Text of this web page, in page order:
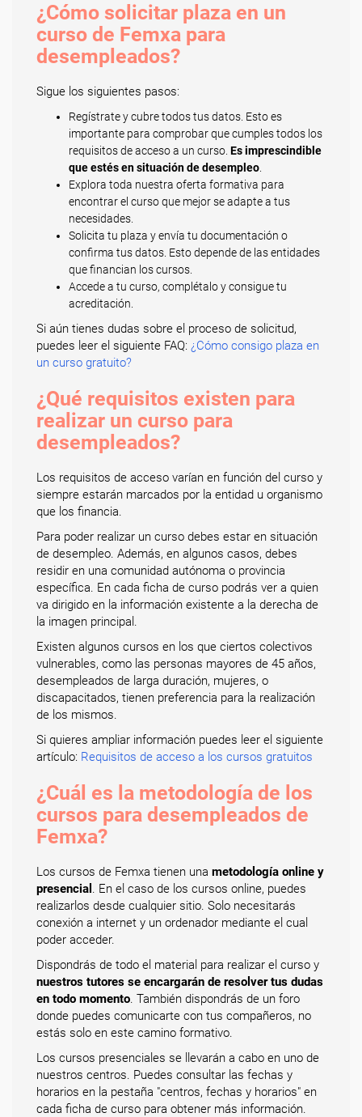
¿Cómo solicitar plaza en un
curso de Femxa para
desempleados?
Sigue los siguientes pasos:
Regístrate y cubre todos tus datos. Esto es
importante para comprobar que cumples todos los
requisitos de acceso a un curso. Es imprescindible
que estés en situación de desempleo
Explora toda nuestra oferta formativa para
encontrar el curso que mejor se adapte a tus
necesidades.
Solicita tu plaza y envía tu documentación o
confirma tus datos. Esto depende de las entidades
que financian los cursos.
Accede a tu curso, complétalo y consigue tu
acreditación.
Si aún tienes dudas sobre el proceso de solicitud,
puedes leer el siguiente FAQ: ¿Cómo consigo plaza en
un curso gratuito?
¿Qué requisitos existen para
realizar un curso para
desempleados?
Los requisitos de acceso varían en función del curso y
siempre estarán marcados por la entidad u organismo
que los financia.
Para poder realizar un curso debes estar en situación
de desempleo. Además, en algunos casos, debes
residir en una comunidad autónoma o provincia
específica. En cada ficha de curso podrás ver a quien
va dirigido en la información existente a la derecha de
la imagen principal.
Existen algunos cursos en los que ciertos colectivos
vulnerables, como las personas mayores de 45 años,
desempleados de larga duración, mujeres, o
discapacitados, tienen preferencia para la realización
de los mismos.
Si quieres ampliar información puedes leer el siguiente
artículo: Requisitos de acceso a los cursos gratuitos
¿Cuál es la metodología de los
cursos para desempleados de
Femxa?
Los cursos de Femxa tienen una metodología online y
presencial
. En el caso de los cursos online, puedes
realizarlos desde cualquier sitio. Solo necesitarás
conexión a internet y un ordenador mediante el cual
poder acceder.
Dispondrás de todo el material para realizar el curso y
nuestros tutores se encargarán de resolver tus dudas
en todo momento . También dispondrás de un foro
donde puedes comunicarte con tus compañeros, no
estás solo en este camino formativo.
Los cursos presenciales se llevarán a cabo en uno de
nuestros centros. Puedes consultar las fechas y
horarios en la pestaña "centros, fechas y horarios" en
cada ficha de curso para obtener más información.